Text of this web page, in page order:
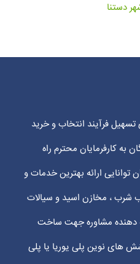
دستنا
فرآیند انتخاب و خرید
به کارفرمایان محترم راه
ارائه بهترین خدمات و
شرب ، مخازن اسید و سیالات
دهنده مشاوره جهت ساخت
های نوین پلی یوریا یا پلی